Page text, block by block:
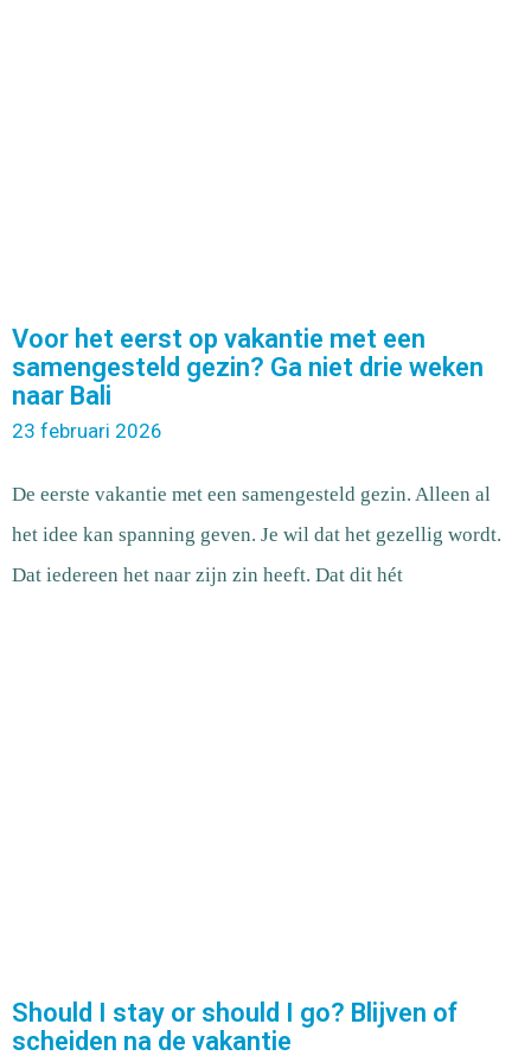
Voor het eerst op vakantie met een
samengesteld gezin? Ga niet drie weken
naar Bali
23 februari 2026
De eerste vakantie met een samengesteld gezin. Alleen al
het idee kan spanning geven. Je wil dat het gezellig wordt.
Dat iedereen het naar zijn zin heeft. Dat dit hét
Should I stay or should I go? Blijven of
scheiden na de vakantie